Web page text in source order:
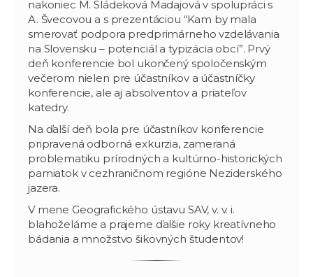
nakoniec M. Sládeková Madajová v spolupráci s
A. Švecovou a s prezentáciou “Kam by mala
smerovať podpora predprimárneho vzdelávania
na Slovensku – potenciál a typizácia obcí”. Prvý
deň konferencie bol ukončený spoločenským
večerom nielen pre účastníkov a účastníčky
konferencie, ale aj absolventov a priateľov
katedry.
Na ďalší deň bola pre účastníkov konferencie
pripravená odborná exkurzia, zameraná
problematiku prírodných a kultúrno-historických
pamiatok v cezhraničnom regióne Neziderského
jazera.
V mene Geografického ústavu SAV, v. v. i.
blahoželáme a prajeme ďalšie roky kreatívneho
bádania a množstvo šikovných študentov!